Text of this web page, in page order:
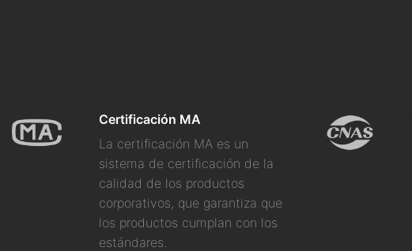
Certificación MA
La certificación MA es un
sistema de certificación de la
calidad de los productos
corporativos, que garantiza que
los productos cumplan con los
estándares.